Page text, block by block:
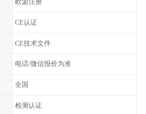
CE认证
CE技术文件
电话/微信报价为准
全国
检测认证